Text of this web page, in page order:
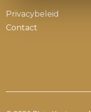
Privacybeleid
Contact